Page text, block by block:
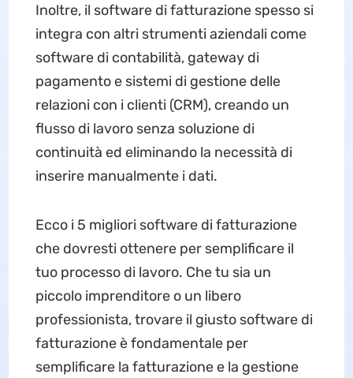
Inoltre, il software di fatturazione spesso si
integra con altri strumenti aziendali come
software di contabilità, gateway di
pagamento e sistemi di gestione delle
relazioni con i clienti (CRM), creando un
flusso di lavoro senza soluzione di
continuità ed eliminando la necessità di
inserire manualmente i dati.
Ecco i 5 migliori software di fatturazione
che dovresti ottenere per semplificare il
tuo processo di lavoro. Che tu sia un
piccolo imprenditore o un libero
professionista, trovare il giusto software di
fatturazione è fondamentale per
semplificare la fatturazione e la gestione